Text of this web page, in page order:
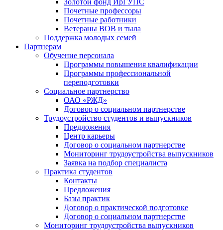
Золотой фонд ИрГУПС
Почетные профессоры
Почетные работники
Ветераны ВОВ и тыла
Поддержка молодых семей
Партнерам
Обучение персонала
Программы повышения квалификации
Программы профессиональной
переподготовки
Социальное партнерство
ОАО «РЖД»
Договор о социальном партнерстве
Трудоустройство студентов и выпускников
Предложения
Центр карьеры
Договор о социальном партнерстве
Мониторинг трудоустройства выпускников
Заявка на подбор специалиста
Практика студентов
Контакты
Предложения
Базы практик
Договор о практической подготовке
Договор о социальном партнерстве
Мониторинг трудоустройства выпускников